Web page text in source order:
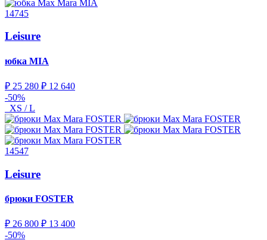
14745
Leisure
юбка MIA
₽ 25 280 ₽ 12 640
-50%
XS / L
14547
Leisure
брюки FOSTER
₽ 26 800 ₽ 13 400
-50%